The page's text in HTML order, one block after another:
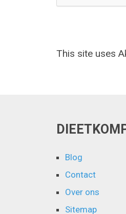
This site uses
Blog
Contact
Over ons
Sitemap